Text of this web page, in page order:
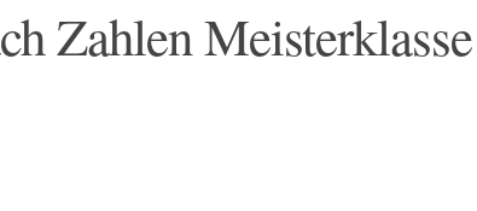
Zahlen Meisterklasse